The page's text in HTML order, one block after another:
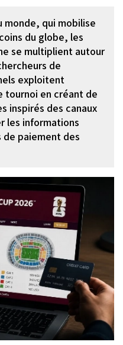
monde, qui mobilise
du globe, les
se multiplient autour
de
exploitent
tournoi en créant de
inspirés des canaux
les informations
de paiement des